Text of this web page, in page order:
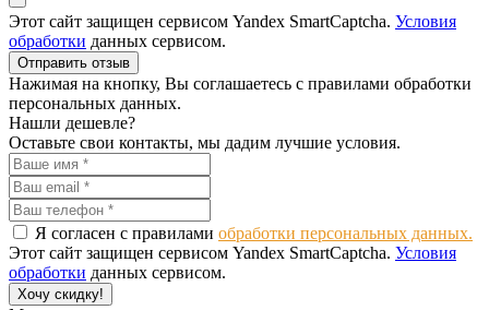
Этот сайт защищен сервисом Yandex SmartCaptcha. Условия
обработки данных сервисом.
Отправить отзыв
Нажимая на кнопку, Вы соглашаетесь с правилами обработки
персональных данных.
Нашли дешевле?
Оставьте свои контакты, мы дадим лучшие условия.
Я согласен с правилами обработки персональных данных.
Этот сайт защищен сервисом Yandex SmartCaptcha. Условия
обработки данных сервисом.
Хочу скидку!